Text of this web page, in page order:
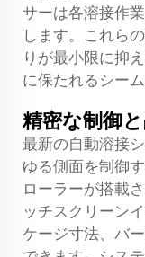
サーは各溶接作
します。これら
りが最小限に抑
に保たれるシー
精密な制御
最新の自動溶接
ゆる側面を制御
ローラーが搭載
ッチスクリーン
ケージ寸法、バ